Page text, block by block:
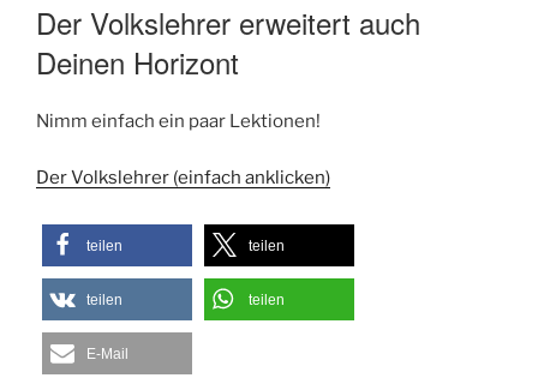
Der Volkslehrer erweitert auch
Deinen Horizont
Nimm einfach ein paar Lektionen!
Der Volkslehrer (einfach anklicken)
teilen teilen
teilen teilen
E-Mail